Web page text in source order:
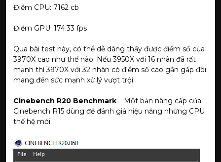
Điểm CPU: 7162 cb
Điểm GPU: 174.33 fps
Qua bài test này, có thể dễ dàng thấy được điểm số của
3970X cao như thế nào. Nếu 3950X với 16 nhân đã rất
mạnh thì 3970X với 32 nhân có điểm số cao gần gấp đôi
mang đến sức mạnh xử lý vượt trội.
Cinebench R20 Benchmark – Một bản nâng cấp của
Cinebench R15 dùng để đánh giá hiệu năng những CPU
thế hệ mới.